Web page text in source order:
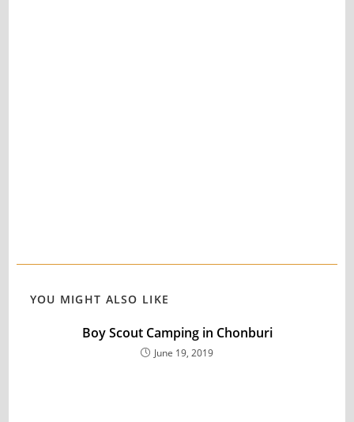
YOU MIGHT ALSO LIKE
Boy Scout Camping in Chonburi
June 19, 2019